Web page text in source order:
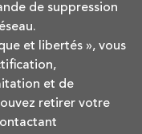
de suppression
et libertés », vous
et de
retirer votre